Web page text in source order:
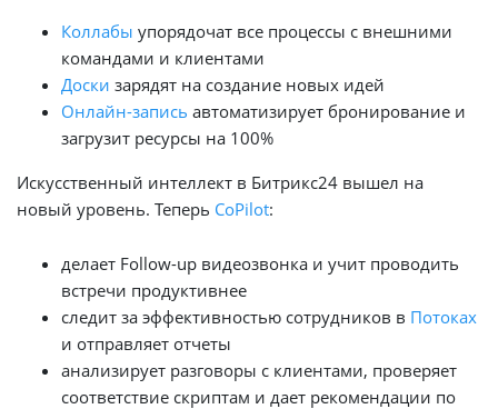
Коллабы упорядочат все процессы с внешними
командами и клиентами
Доски зарядят на создание новых идей
Онлайн-запись автоматизирует бронирование и
загрузит ресурсы на 100%
Искусственный интеллект в Битрикс24 вышел на
новый уровень. Теперь CoPilot:
делает Follow-up видеозвонка и учит проводить
встречи продуктивнее
следит за эффективностью сотрудников в Потоках
и отправляет отчеты
анализирует разговоры с клиентами, проверяет
соответствие скриптам и дает рекомендации по